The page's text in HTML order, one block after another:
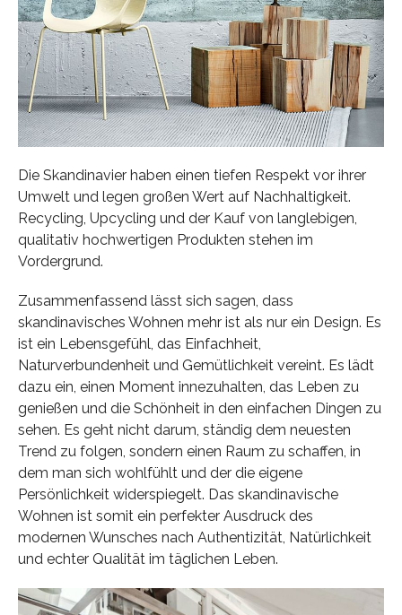
Die Skandinavier haben einen tiefen Respekt vor ihrer
Umwelt und legen großen Wert auf Nachhaltigkeit.
Recycling, Upcycling und der Kauf von langlebigen,
qualitativ hochwertigen Produkten stehen im
Vordergrund.
Zusammenfassend lässt sich sagen, dass
skandinavisches Wohnen mehr ist als nur ein Design. Es
ist ein Lebensgefühl, das Einfachheit,
Naturverbundenheit und Gemütlichkeit vereint. Es lädt
dazu ein, einen Moment innezuhalten, das Leben zu
genießen und die Schönheit in den einfachen Dingen zu
sehen. Es geht nicht darum, ständig dem neuesten
Trend zu folgen, sondern einen Raum zu schaffen, in
dem man sich wohlfühlt und der die eigene
Persönlichkeit widerspiegelt. Das skandinavische
Wohnen ist somit ein perfekter Ausdruck des
modernen Wunsches nach Authentizität, Natürlichkeit
und echter Qualität im täglichen Leben.